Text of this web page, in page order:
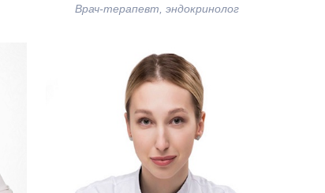
Врач-терапевт, эндокринолог